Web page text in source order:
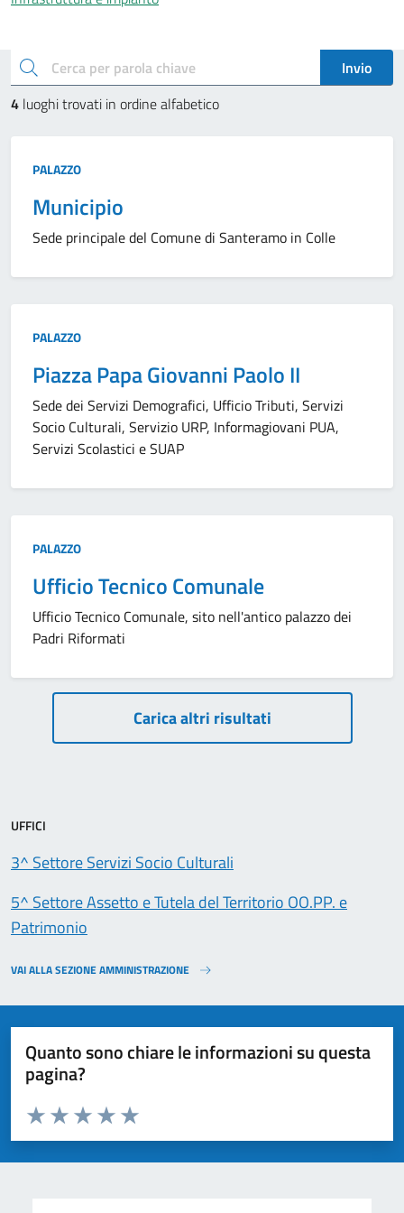
Esplora i luoghi
cerca
Invio
4 luoghi trovati in ordine alfabetico
Tipo:
PALAZZO
Municipio
Sede principale del Comune di Santeramo in Colle
Tipo:
PALAZZO
Piazza Papa Giovanni Paolo II
Sede dei Servizi Demografici, Ufficio Tributi, Servizi
Socio Culturali, Servizio URP, Informagiovani PUA,
Servizi Scolastici e SUAP
Tipo:
PALAZZO
Ufficio Tecnico Comunale
Ufficio Tecnico Comunale, sito nell'antico palazzo dei
Padri Riformati
PaginazioneCarica altri risultati
UFFICI
3^ Settore Servizi Socio Culturali
5^ Settore Assetto e Tutela del Territorio OO.PP. e
Patrimonio
VAI ALLA SEZIONE AMMINISTRAZIONE
Quanto sono chiare le informazioni su questa
pagina?
Valuta da 1 a 5 stelle la pagina
Valuta 5 stelle su 5
Valuta 4 stelle su 5
Valuta 3 stelle su 5
Valuta 2 stelle su 5
Valuta 1 stelle su 5